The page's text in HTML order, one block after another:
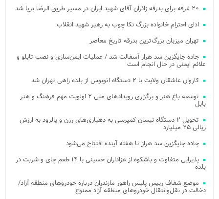
۲۰ غرفه برای بدرقه زائران آقای شهید ایران در مسیر طریق الرضا برپا شد
ادای احترام خانواده بزرگ نکا چوب به رهبر شهید انقلاب
تهران میزبان بزرگ‌ترین بدرقه تاریخ معاصر
جاده جایگزین سد هراز آسفالت شد / عملیات ایمن‌سازی و نصب تابلو و
علائم ایمنی در حال انجام است
کاروان عاشقان ولایت با ۲ دستگاه اتوبوس از بلده راهی تهران شد
توسعه باغ هنر و برگزاری رویدادهای ملی ۲ اولویت مهم فرهنگ و هنر
بابل
تحویل ۲ دستگاه نیسان کمپرسی به دهیاری‌های رزن و یالرود به ارزش
ریالی ۲۵ میلیارد
جاده جایگزین سد هراز تا هفته آینده افتتاح می‌شود
پذیرایی متفاوت و باشکوه از عزاداران حسینی با ۱۴ طعم چای و شربت در
بلده
موضع شفاف رییس پلیس راهور مازندران درباره خودروهای منطقه آزاد/
دخالت در نقل‌وانتقال خودروهای منطقه آزاد ممنوع